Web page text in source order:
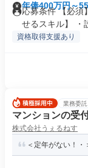
年俸400万円～
応募条件 【必須
せるスキル】 ・
資格取得支援あり
業務委託
マンションの受
株式会社うぇるねす
＜定年がない！